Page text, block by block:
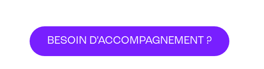
BESOIN D’ACCOMPAGNEMENT ?